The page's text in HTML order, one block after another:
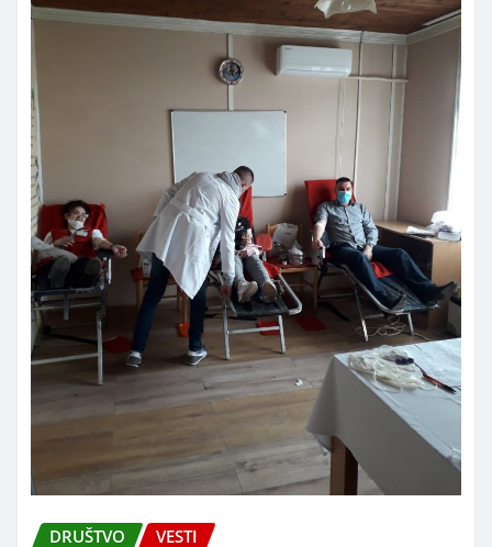
DRUŠTVO VESTI